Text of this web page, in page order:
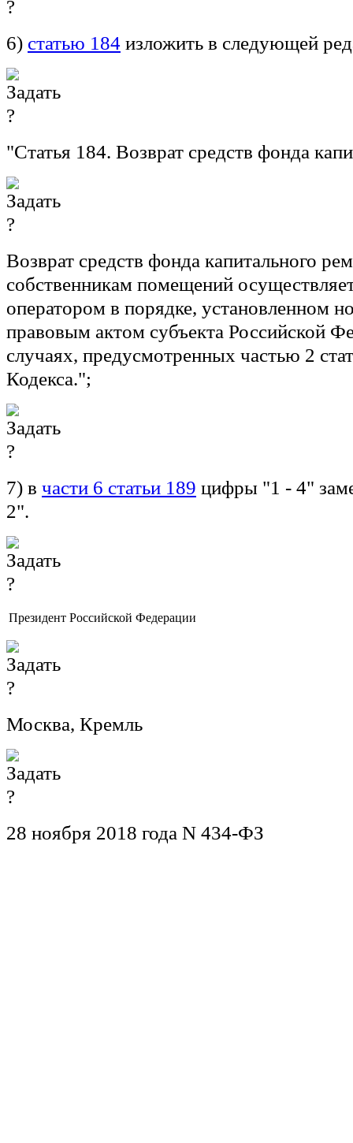
6) статью 184 изложить в следующей
"Статья 184. Возврат средств фонда
Возврат средств фонда капитального
собственникам помещений
оператором в порядке, установленном
правовым актом субъекта Российской
случаях, предусмотренных частью 2
Кодекса.";
7) в части 6 статьи 189 цифры "1 - 4"
2".
Президент Российской Федерации
Москва, Кремль
28 ноября 2018 года N 434-ФЗ